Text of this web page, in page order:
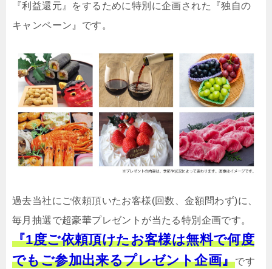
『利益還元』をするために特別に企画された『独自の
キャンペーン』です。
過去当社にご依頼頂いたお客様(回数、金額問わず)に、
毎月抽選で超豪華プレゼントが当たる特別企画です。
『1度ご依頼頂けたお客様は無料で何度
でもご参加出来るプレゼント企画』です